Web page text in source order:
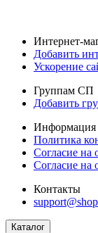
Интернет-
Добавить
Ускорение
Группам СП
Добавить
Информация
Политика
Согласие на
Согласие на
Контакты
Каталог